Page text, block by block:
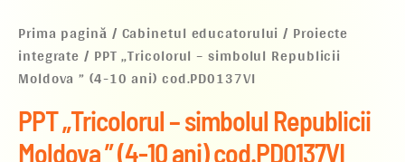
Prima pagină / Cabinetul educatorului / Proiecte
integrate / PPT „Tricolorul – simbolul Republicii
Moldova ” (4-10 ani) cod.PD0137VI
PPT „Tricolorul – simbolul Republicii
Moldova ” (4-10 ani) cod.PD0137VI
Republicii
Moldova
”
(4-
ani)
cod.PD0137VI